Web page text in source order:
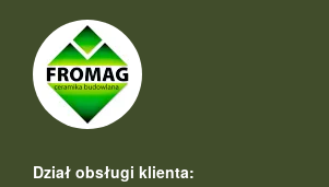
Dział obsługi klienta: